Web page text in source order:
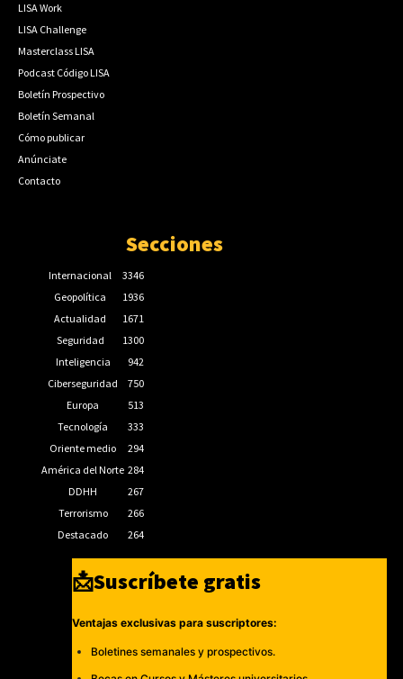
LISA Work
LISA Challenge
Masterclass LISA
Podcast Código LISA
Boletín Prospectivo
Boletín Semanal
Cómo publicar
Anúnciate
Contacto
Secciones
Internacional
3346
Geopolítica
1936
Actualidad
1671
Seguridad
1300
Inteligencia
942
Ciberseguridad
750
Europa
513
Tecnología
333
Oriente medio
294
América del Norte 284
DDHH
267
Terrorismo
266
Destacado
264
📩Suscríbete gratis
Ventajas exclusivas para suscriptores:
Boletines semanales y prospectivos.